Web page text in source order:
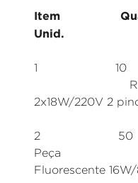
Item
Unid.
1
Reator
2x18W/220V 2
2
Peça
Fluorescente